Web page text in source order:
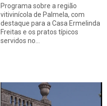
Programa sobre a região
vitivinícola de Palmela, com
destaque para a Casa Ermelinda
Freitas e os pratos típicos
servidos no…